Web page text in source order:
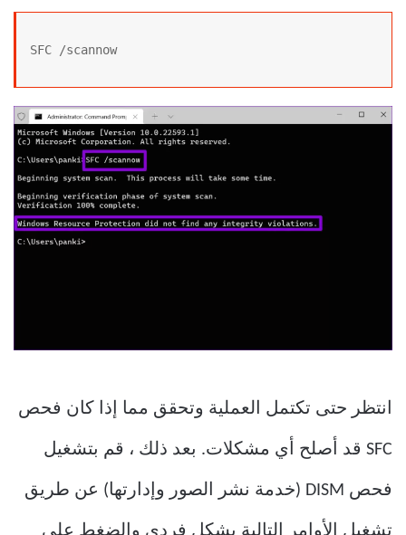
SFC /scannow
انتظر حتى تكتمل العملية وتحقق مما إذا كان فحص
SFC قد أصلح أي مشكلات. بعد ذلك ، قم بتشغيل
فحص DISM (خدمة نشر الصور وإدارتها) عن طريق